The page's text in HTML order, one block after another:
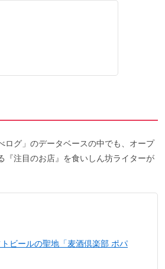
ログ」のデータベースの中でも、オープ
『注目のお店』を食いしん坊ライターが
ビールの聖地「麦酒倶楽部 ポパ